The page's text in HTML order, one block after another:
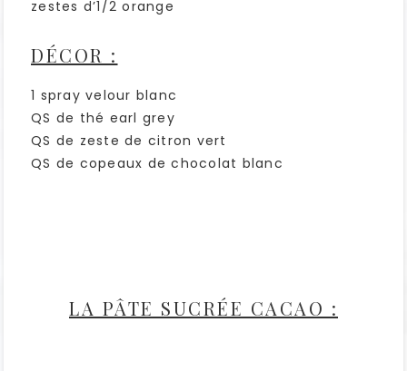
zestes d’1/2 orange
DÉCOR :
1 spray velour blanc
QS de thé earl grey
QS de zeste de citron vert
QS de copeaux de chocolat blanc
LA PÂTE SUCRÉE CACAO :